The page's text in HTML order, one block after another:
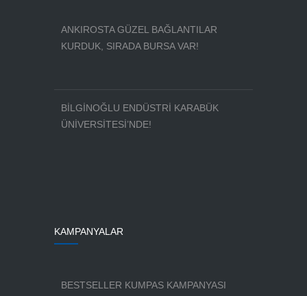
ANKIROSTA GÜZEL BAĞLANTILAR
KURDUK, SIRADA BURSA VAR!
BİLGİNOĞLU ENDÜSTRİ KARABÜK
ÜNİVERSİTESİ’NDE!
KAMPANYALAR
BESTSELLER KUMPAS KAMPANYASI